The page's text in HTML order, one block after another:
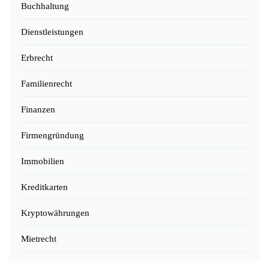
Buchhaltung
Dienstleistungen
Erbrecht
Familienrecht
Finanzen
Firmengründung
Immobilien
Kreditkarten
Kryptowährungen
Mietrecht